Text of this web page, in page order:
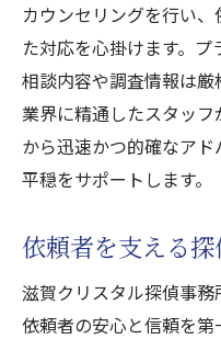
カウンセリングを行い
た対応を心掛けます。プ
相談内容や調査情報は
業界に精通したスタッ
から迅速かつ的確なア
平穏をサポートします。
依頼者を支える
滋賀クリスタル探偵事務
依頼者の安心と信頼を